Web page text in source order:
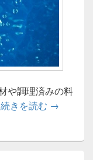
や調理済みの料
続きを読む 業務用食
→